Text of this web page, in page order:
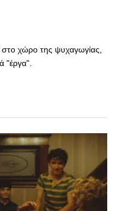
στο χώρο της ψυχαγωγίας,
"έργα".